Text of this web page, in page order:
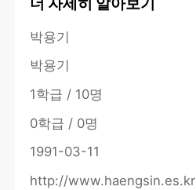
박용기
박용기
1학급 / 10명
0학급 / 0명
1991-03-11
http://www.haengsin.es.kr